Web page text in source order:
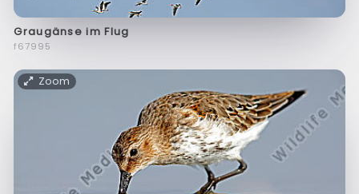
Graugänse im Flug
f67995
Zoom